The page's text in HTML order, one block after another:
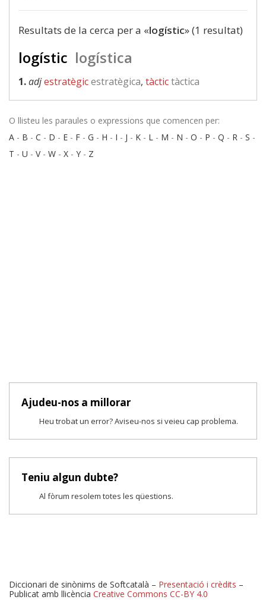
Resultats de la cerca per a «logístic» (1 resultat)
logístic logística
1.adjestratègicestratègica, tàctictàctica
O llisteu les paraules o expressions que comencen per:
A - B - C - D - E - F - G - H - I - J - K - L - M - N - O - P - Q - R - S -
T - U - V- W - X - Y - Z
Ajudeu-nos a millorar
Heu trobat un error? Aviseu-nos si veieu cap problema.
Teniu algun dubte?
Al fòrum resolem totes les qüestions.
Diccionari de sinònims de Softcatalà – Presentació i crèdits –
Publicat amb llicència Creative Commons CC-BY 4.0